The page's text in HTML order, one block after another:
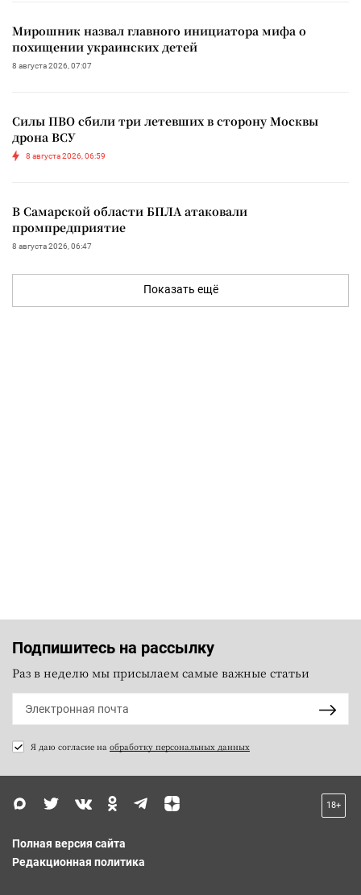
Мирошник назвал главного инициатора мифа о
похищении украинских детей
8 августа 2026, 07:07
Силы ПВО сбили три летевших в сторону Москвы
дрона ВСУ
8 августа 2026, 06:59
В Самарской области БПЛА атаковали
промпредприятие
8 августа 2026, 06:47
Показать ещё
Подпишитесь на рассылку
Раз в неделю мы присылаем самые важные статьи
Я даю согласие на обработку персональных данных
18+
Полная версия сайта
Редакционная политика